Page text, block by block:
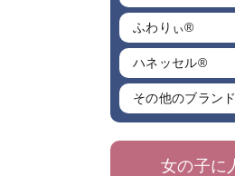
ふわりぃ®
ハネッセル®
その他のブランド
女の子に